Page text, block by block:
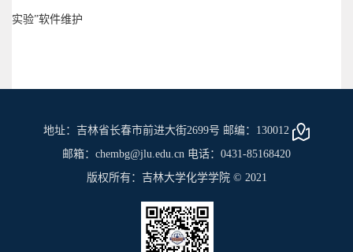
实验”软件维护
地址：吉林省长春市前进大街2699号 邮编：130012
邮箱：chembg@jlu.edu.cn 电话：0431-85168420
版权所有：吉林大学化学学院 © 2021